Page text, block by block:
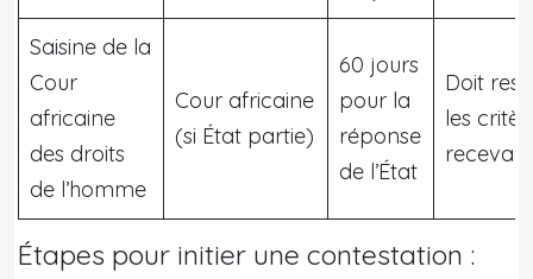
Saisine de la
Cour
africaine
des droits
de l’homme
Cour africaine
(si État partie)
60 jours
pour la
réponse
de l’État
Doit
les
Étapes pour initier une contestation :